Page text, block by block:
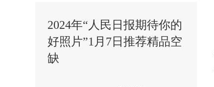
2024年“人民日报期待你的
好照片”1月7日推荐精品空
缺